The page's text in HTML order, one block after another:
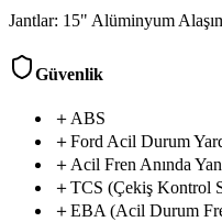
Jantlar: 15" Alüminyum
Güvenlik
＋ ABS
＋Ford Acil Durumlatox
＋ Acil Fren Anında Yan
＋TCS discx
(Çekiş Kontrol
＋EBA (Acil teron
Durum